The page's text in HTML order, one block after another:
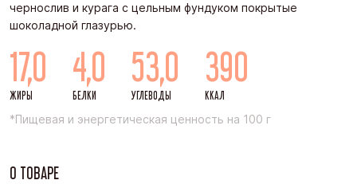
чернослив и курага с цельным фундуком покрытые
шоколадной глазурью.
17,0
ЖИРЫ
4,0
БЕЛКИ
53,0
УГЛЕВОДЫ
390
ККАЛ
*Пищевая и энергетическая ценность на 100 г
О ТОВАРЕ